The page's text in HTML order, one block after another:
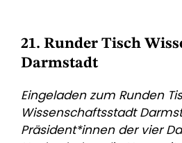
21. Runder Tisch
Darmstadt
Eingeladen zum Runden
Wissenschaftsstadt
Präsident*innen der vier